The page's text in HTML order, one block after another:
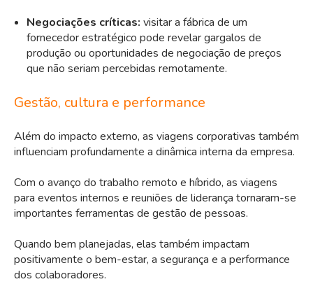
Negociações críticas: visitar a fábrica de um
fornecedor estratégico pode revelar gargalos de
produção ou oportunidades de negociação de preços
que não seriam percebidas remotamente.
Gestão, cultura e performance
Além do impacto externo, as viagens corporativas também
influenciam profundamente a dinâmica interna da empresa.
Com o avanço do trabalho remoto e híbrido, as viagens
para eventos internos e reuniões de liderança tornaram-se
importantes ferramentas de gestão de pessoas.
Quando bem planejadas, elas também impactam
positivamente o bem-estar, a segurança e a performance
dos colaboradores.